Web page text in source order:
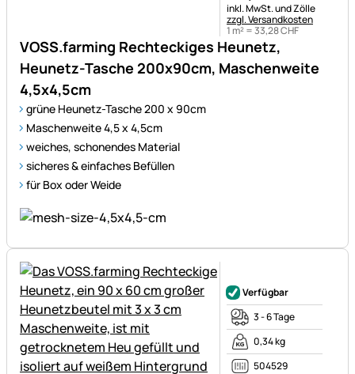
VOSS.farming Rechteckiges Heunetz,
Heunetz-Tasche 200x90cm, Maschenweite
4,5x4,5cm
grüne Heunetz-Tasche 200 x 90cm
Maschenweite 4,5 x 4,5cm
weiches, schonendes Material
sicheres & einfaches Befüllen
für Box oder Weide
Steuerhinweis:
inkl. MwSt. und Zölle
zzgl. Versandkosten
1 m² =33,28CHF
Verfügbar
3 - 6 Tage
0,34 kg
504529